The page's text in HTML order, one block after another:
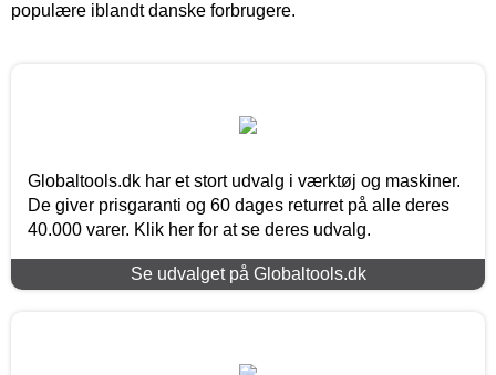
populære iblandt danske forbrugere.
Globaltools.dk har et stort udvalg i værktøj og maskiner.
De giver prisgaranti og 60 dages returret på alle deres
40.000 varer. Klik her for at se deres udvalg.
Se udvalget på Globaltools.dk